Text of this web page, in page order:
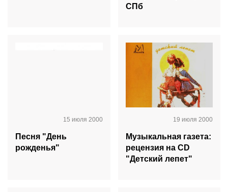
СПб
15 июля 2000
Песня "День
рожденья"
19 июля 2000
Музыкальная газета:
рецензия на CD
"Детский лепет"